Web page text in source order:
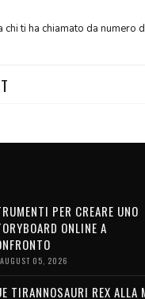
chi ti ha chiamato da numero
PER CREARE UNO
ONLINE A
AUGUST 05, 2026
TIRANNOSAURI REX ALLA